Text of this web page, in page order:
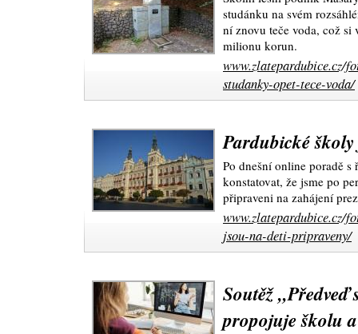
studánku na svém
ní znovu teče voda, což
milionu korun.
www.zlatepardubice.cz/
studanky-opet-tece-voda/
Pardubické
Po dnešní online poradě
konstatovat, že jsme po
připraveni na zahájení
www.zlatepardubice.cz/
jsou-na-deti-pripraveny/
Soutěž
propojuje školu